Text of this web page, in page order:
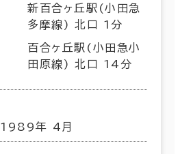
新百合ヶ丘駅(小田急
多摩線) 北口 1分
百合ヶ丘駅(小田急小
田原線) 北口 14分
1989年 4月